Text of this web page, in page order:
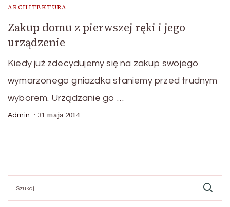
ARCHITEKTURA
Zakup domu z pierwszej ręki i jego
urządzenie
Kiedy już zdecydujemy się na zakup swojego
wymarzonego gniazdka staniemy przed trudnym
wyborem. Urządzanie go …
Admin 31 maja 2014